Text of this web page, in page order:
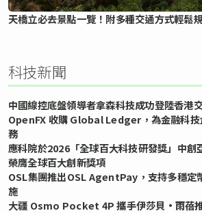
天橋立必去景點一覽！附多種交通方式輕鬆
科技新聞
中國線控底盤領導者拿森科技成功登陸香港
OpenFX 收購 Global Ledger，為金融科技
務
應科院於2026「全球百大科技研發獎」中創
榮膺全球百大創新獎項
OSL集團推出OSL AgentPay，支持多穩定
施
大疆 Osmo Pocket 4P 攜手伊莎貝•雨蓓推